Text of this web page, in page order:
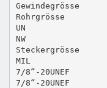
Gewindegrösse
Rohrgrösse
UN
NW
Steckergrösse
MIL
7/8“-20UNEF
7/8“-20UNEF